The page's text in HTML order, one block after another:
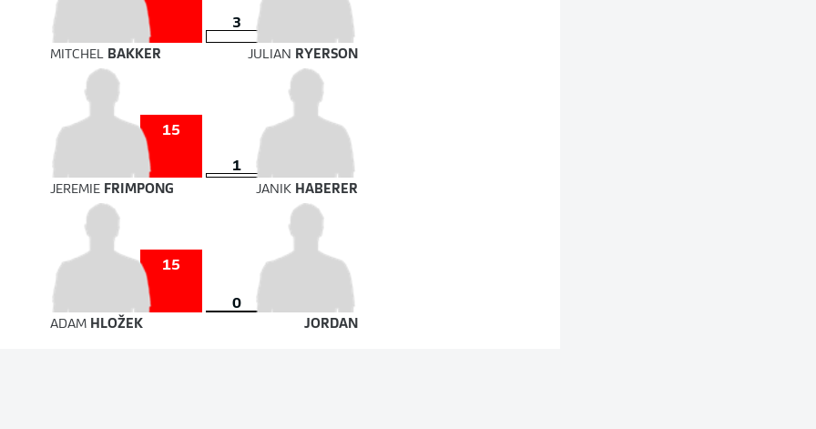
3
MITCHEL BAKKER JULIAN RYERSON
15
1
JEREMIE FRIMPONG JANIK HABERER
15
0
ADAM HLOŽEK JORDAN